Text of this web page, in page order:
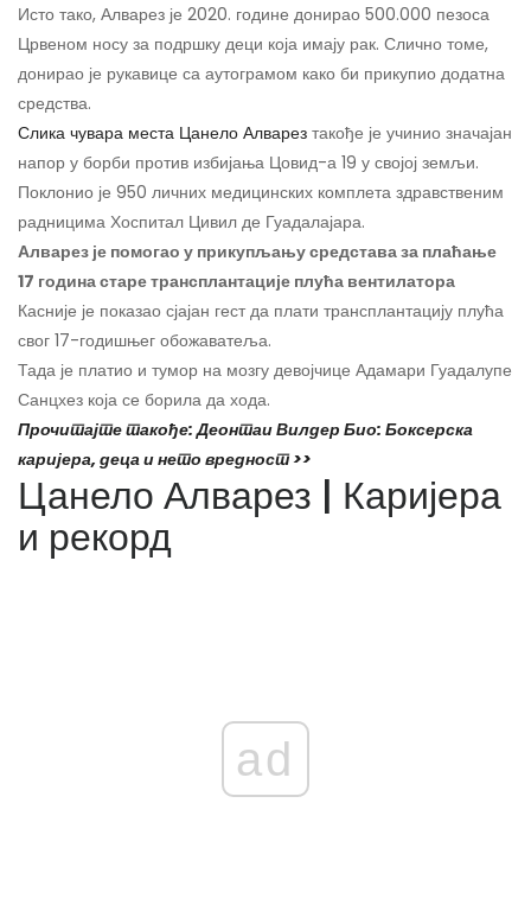
Исто тако, Алварез је 2020. године донирао 500.000 пезоса
Црвеном носу за подршку деци која имају рак. Слично томе,
донирао је рукавице са аутограмом како би прикупио додатна
средства.
Слика чувара места Цанело Алварез такође је учинио значајан
напор у борби против избијања Цовид-а 19 у својој земљи.
Поклонио је 950 личних медицинских комплета здравственим
радницима Хоспитал Цивил де Гуадалајара.
Алварез је помогао у прикупљању средстава за плаћање
17 година старе трансплантације плућа вентилатора
Касније је показао сјајан гест да плати трансплантацију плућа
свог 17-годишњег обожаватеља.
Тада је платио и тумор на мозгу девојчице Адамари Гуадалупе
Санцхез која се борила да хода.
Прочитајте такође: Деонтаи Вилдер Био: Боксерска
каријера, деца и нето вредност >>
Цанело Алварез | Каријера
и рекорд
ad